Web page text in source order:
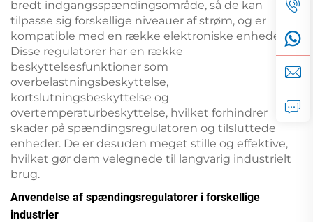
bredt indgangsspændingsområde, så de kan
tilpasse sig forskellige niveauer af strøm, og er
kompatible med en række elektroniske enheder.
Disse regulatorer har en række
beskyttelsesfunktioner som
overbelastningsbeskyttelse,
kortslutningsbeskyttelse og
overtemperaturbeskyttelse, hvilket forhindrer
skader på spændingsregulatoren og tilsluttede
enheder. De er desuden meget stille og effektive,
hvilket gør dem velegnede til langvarig industrielt
brug.
Anvendelse af spændingsregulatorer i forskellige
industrier